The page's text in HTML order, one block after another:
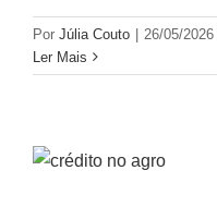
Por Júlia Couto 26/05/2026
Ler Mais